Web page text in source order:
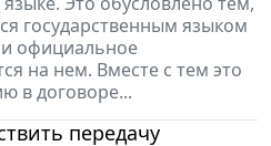
государственным языком
официальное
на нем. Вместе с тем это
в договоре...
передачу